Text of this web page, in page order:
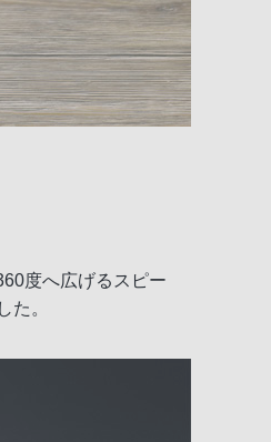
度へ広げるスピー
た。